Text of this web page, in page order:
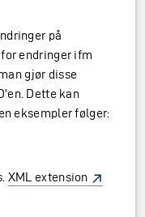
på
endringer ifm
gjør disse
Dette kan
eksempler følger:
XML extension